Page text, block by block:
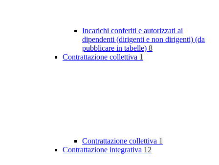
Incarichi conferiti e autorizzati ai
dipendenti (dirigenti e non dirigenti) (da
pubblicare in tabelle) 8
Contrattazione collettiva 1
Contrattazione collettiva 1
Contrattazione integrativa 12